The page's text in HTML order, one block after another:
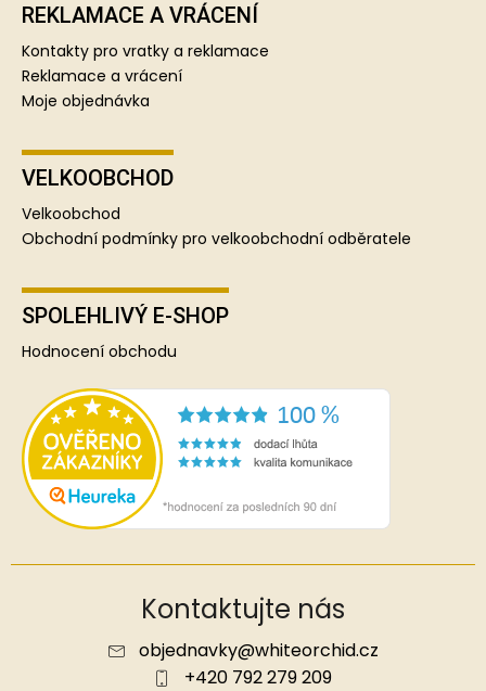
REKLAMACE A VRÁCENÍ
Kontakty pro vratky a reklamace
Reklamace a vrácení
Moje objednávka
VELKOOBCHOD
Velkoobchod
Obchodní podmínky pro velkoobchodní odběratele
SPOLEHLIVÝ E-SHOP
Hodnocení obchodu
Kontaktujte nás
objednavky@whiteorchid.cz
+420 792 279 209